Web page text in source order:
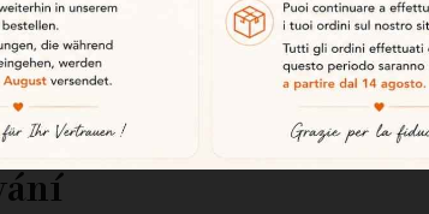
iberské šunky, šunky